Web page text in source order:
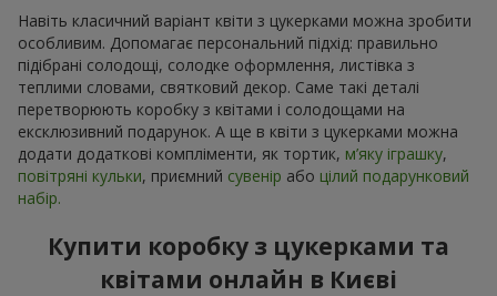
Навіть класичний варіант квіти з цукерками можна зробити
особливим. Допомагає персональний підхід: правильно
підібрані солодощі, солодке оформлення, листівка з
теплими словами, святковий декор. Саме такі деталі
перетворюють коробку з квітами і солодощами на
ексклюзивний подарунок. А ще в квіти з цукерками можна
додати додаткові компліменти, як тортик, м’яку іграшку,
повітряні кульки, приємний сувенір або цілий подарунковий
набір.
Купити коробку з цукерками та
квітами онлайн в Києві